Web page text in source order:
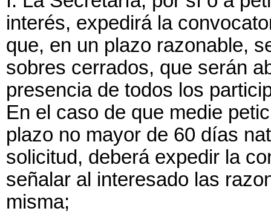
interés, expedirá la
que, en un plazo razonable,
sobres cerrados, que serán
presencia de todos los
En el caso de que medie
plazo no mayor de 60 días
solicitud, deberá expedir la
señalar al interesado las
misma;